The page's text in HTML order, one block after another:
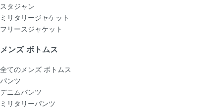
スタジャン
ミリタリージャケット
フリースジャケット
メンズ ボトムス
全てのメンズ ボトムス
パンツ
デニムパンツ
ミリタリーパンツ